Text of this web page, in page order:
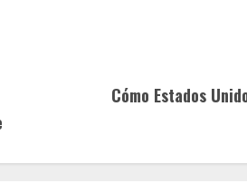
Cómo Estados